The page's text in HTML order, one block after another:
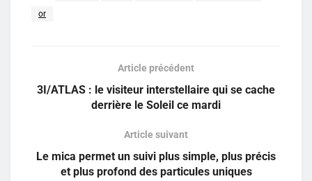
or
Article précédent
3I/ATLAS : le visiteur interstellaire qui se cache
derrière le Soleil ce mardi
Article suivant
Le mica permet un suivi plus simple, plus précis
et plus profond des particules uniques